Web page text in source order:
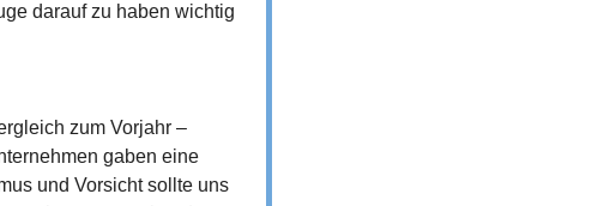
darauf zu haben wichtig
zum Vorjahr –
gaben eine
und Vorsicht sollte uns